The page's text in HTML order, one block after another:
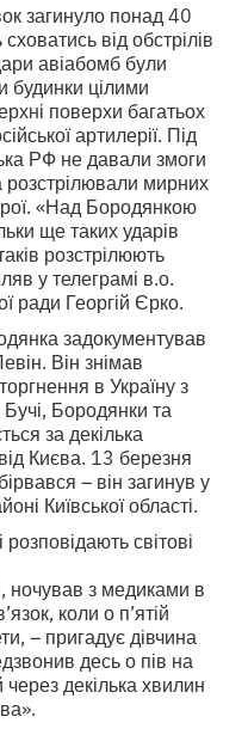
загинуло понад 40
від обстрілів
авіабомб були
будинки цілими
поверхи багатьох
артилерії. Під
РФ не давали змоги
розстрілювали мирних
«Над Бородянкою
ще таких ударів
розстрілюють
у телеграмі в.о.
ради Георгій Єрко.
задокументував
Він знімав
в Україну з
Бородянки та
за декілька
від Києва. 13 березня
– він загинув у
Київської області.
світові
ночував з медиками в
коли о п’ятій
– пригадує дівчина
десь о пів на
декілька хвилин